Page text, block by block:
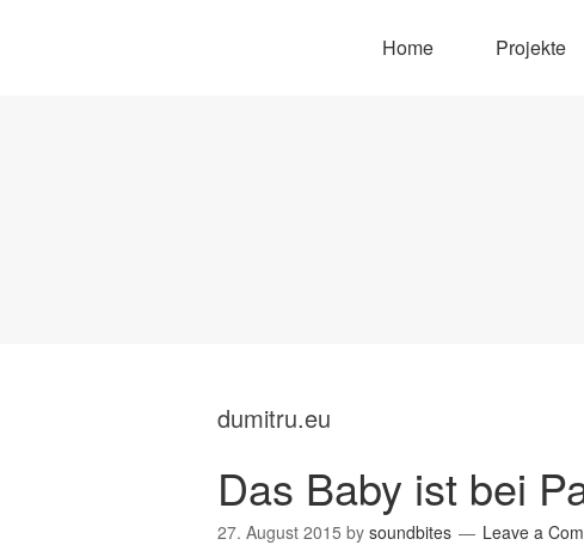
Home Projekte
dumitru.eu
Das Baby ist bei
27. August 2015 by soundbites Leave a